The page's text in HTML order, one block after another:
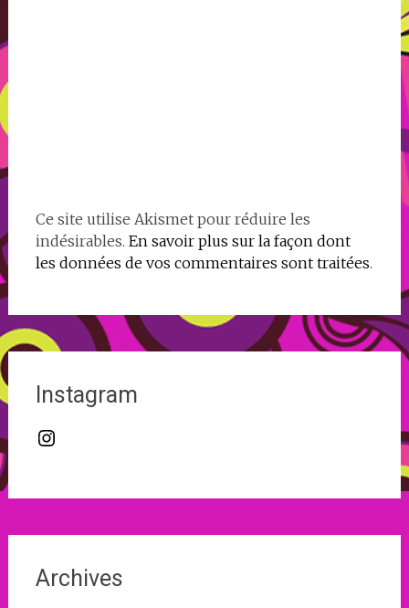
Ce site utilise Akismet pour réduire les
indésirables. En savoir plus sur la façon dont
les données de vos commentaires sont traitées.
Instagram
Instagram
Archives